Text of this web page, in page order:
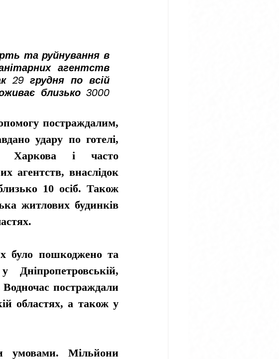
та руйнування в
агентств
29 грудня по всій
близько 3000
постраждалим,
удару по готелі,
Харкова і часто
агентств, внаслідок
10 осіб. Також
житлових будинків
було пошкоджено та
Дніпропетровській,
Водночас постраждали
областях, а також у
умовами. Мільйони